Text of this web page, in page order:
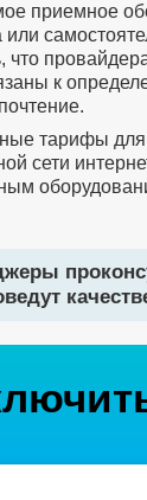
приемное
что
к
тарифы для
сети